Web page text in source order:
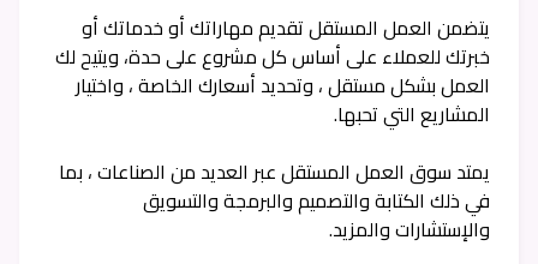
يتضمن العمل المستقل تقديم مهاراتك أو خدماتك أو
خبرتك للعملاء على أساس كل مشروع على حدة، ويتيح لك
العمل بشكل مستقل ، وتحديد أسعارك الخاصة ، واختيار
المشاريع التي تحبها.
يمتد سوق العمل المستقل عبر العديد من الصناعات ، بما
في ذلك الكتابة والتصميم والبرمجة والتسويق
والإستشارات والمزيد.